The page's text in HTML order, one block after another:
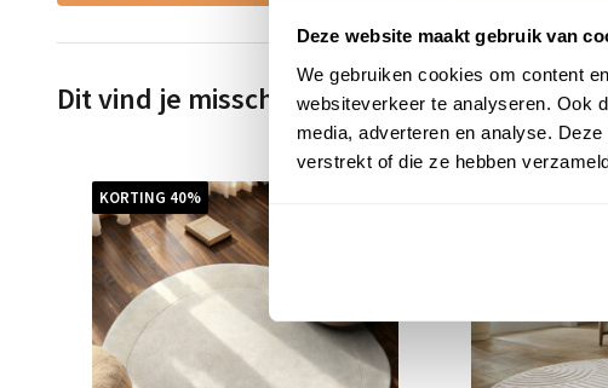
Deze website maakt gebruik van
We gebruiken cookies om content
websiteverkeer te analyseren. Ook
media, adverteren en analyse.
verstrekt of die ze hebben
Dit vind je misschien ook leuk
KORTING 40%